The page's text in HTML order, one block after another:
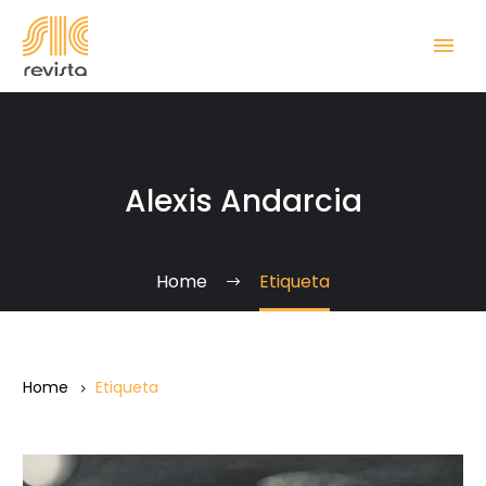
Alexis Andarcia
Home Etiqueta
Home Etiqueta
Alexis